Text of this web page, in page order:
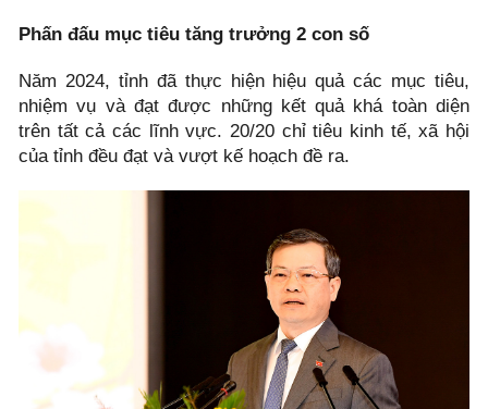
Phấn đấu mục tiêu tăng trưởng 2 con số
Năm 2024, tỉnh đã thực hiện hiệu quả các mục tiêu,
nhiệm vụ và đạt được những kết quả khá toàn diện
trên tất cả các lĩnh vực. 20/20 chỉ tiêu kinh tế, xã hội
của tỉnh đều đạt và vượt kế hoạch đề ra.